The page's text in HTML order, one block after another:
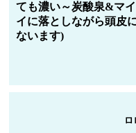
ても濃い～炭酸泉&マ
イに落としながら頭皮
ないます)
ロ